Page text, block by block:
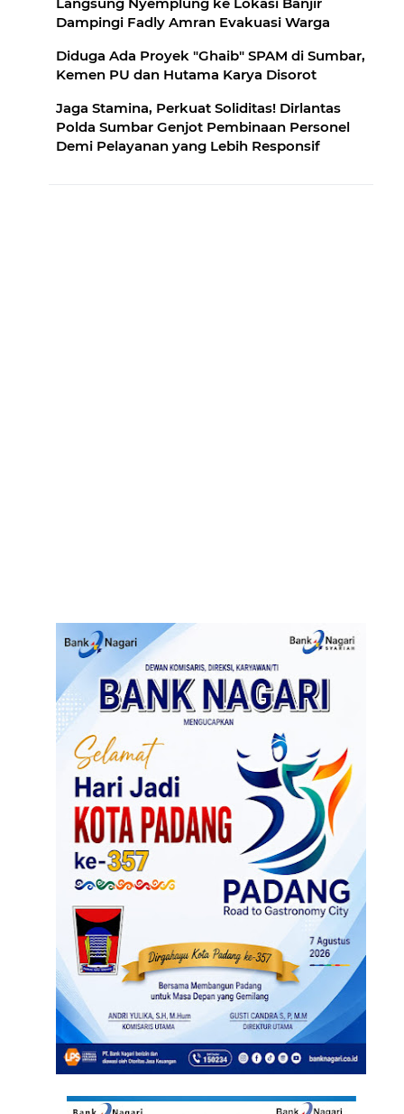
Dampingi Fadly Amran Evakuasi Warga
Diduga Ada Proyek "Ghaib" SPAM di Sumbar,
Kemen PU dan Hutama Karya Disorot
Jaga Stamina, Perkuat Soliditas! Dirlantas
Polda Sumbar Genjot Pembinaan Personel
Demi Pelayanan yang Lebih Responsif